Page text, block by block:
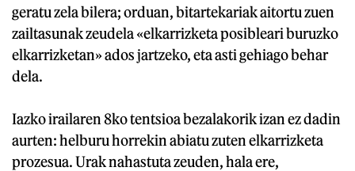
geratu zela bilera; orduan, bitartekariak aitortu zuen
zailtasunak zeudela «elkarrizketa posibleari buruzko
elkarrizketan» ados jartzeko, eta asti gehiago behar
dela.
Iazko irailaren 8ko tentsioa bezalakorik izan ez dadin
aurten: helburu horrekin abiatu zuten elkarrizketa
prozesua. Urak nahastuta zeuden, hala ere,